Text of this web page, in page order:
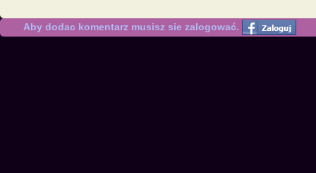
Aby dodac komentarz musisz sie zalogować.